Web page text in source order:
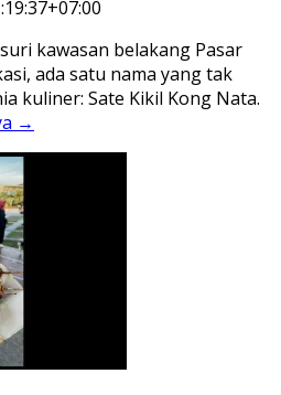
kawasan belakang Pasar
ada satu nama yang tak
kuliner: Sate Kikil Kong Nata.
→